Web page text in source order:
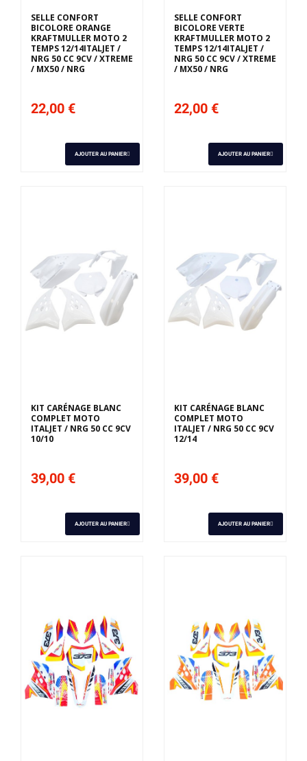
SELLE CONFORT
BICOLORE ORANGE
KRAFTMULLER MOTO 2
TEMPS 12/14ITALJET /
NRG 50 CC 9CV / XTREME
/ MX50 / NRG
22,00 €
AJOUTER AU PANIER
SELLE CONFORT
BICOLORE VERTE
KRAFTMULLER MOTO 2
TEMPS 12/14ITALJET /
NRG 50 CC 9CV / XTREME
/ MX50 / NRG
22,00 €
AJOUTER AU PANIER
KIT CARÉNAGE BLANC
COMPLET MOTO
ITALJET / NRG 50 CC 9CV
10/10
39,00 €
AJOUTER AU PANIER
KIT CARÉNAGE BLANC
COMPLET MOTO
ITALJET / NRG 50 CC 9CV
12/14
39,00 €
AJOUTER AU PANIER